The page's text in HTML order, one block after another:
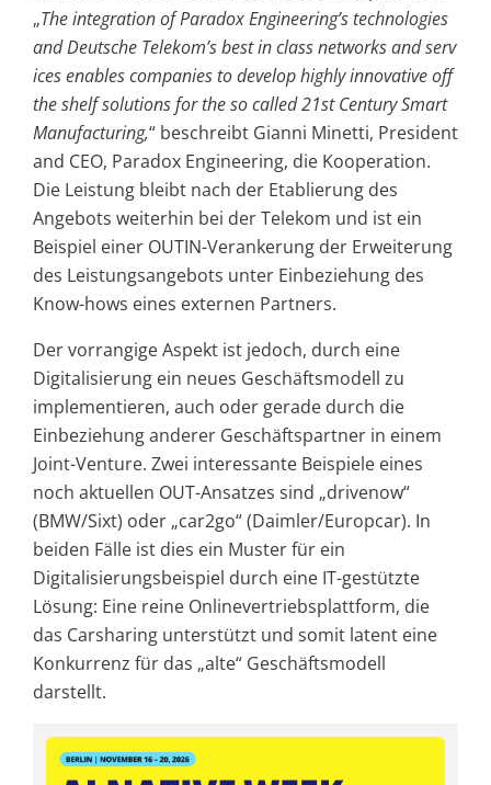
„The integration of Paradox Engineering’s technologies
and Deutsche Telekom’s best in class networks and serv
ices enables companies to develop highly innovative off
the shelf solutions for the so called 21st Century Smart
Manufacturing,“ beschreibt Gianni Minetti, President
and CEO, Paradox Engineering, die Kooperation.
Die Leistung bleibt nach der Etablierung des
Angebots weiterhin bei der Telekom und ist ein
Beispiel einer OUTIN-Verankerung der Erweiterung
des Leistungsangebots unter Einbeziehung des
Know-hows eines externen Partners.
Der vorrangige Aspekt ist jedoch, durch eine
Digitalisierung ein neues Geschäftsmodell zu
implementieren, auch oder gerade durch die
Einbeziehung anderer Geschäftspartner in einem
Joint-Venture. Zwei interessante Beispiele eines
noch aktuellen OUT-Ansatzes sind „drivenow“
(BMW/Sixt) oder „car2go“ (Daimler/Europcar). In
beiden Fälle ist dies ein Muster für ein
Digitalisierungsbeispiel durch eine IT-gestützte
Lösung: Eine reine Onlinevertriebsplattform, die
das Carsharing unterstützt und somit latent eine
Konkurrenz für das „alte“ Geschäftsmodell
darstellt.